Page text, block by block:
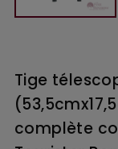
Tige
complète